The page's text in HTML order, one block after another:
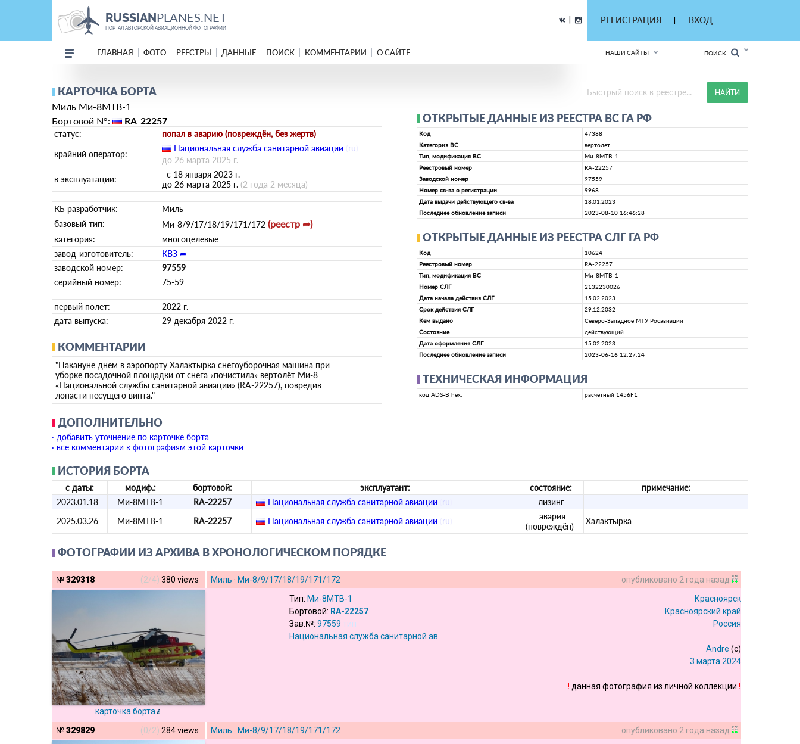
RUSSIANPLANES.NET
ПОРТАЛ АВТОРСКОЙ АВИАЦИОННОЙ ФОТОГРАФИИ
РЕГИСТРАЦИЯ ВХОД
ГЛАВНАЯ ФОТО РЕЕСТРЫ ДАННЫЕ ПОИСК КОММЕНТАРИИ О САЙТЕ НАШИ САЙТЫ ПОИСК
КАРТОЧКА БОРТА
Миль Ми-8МТВ-1
Бортовой №:
RA-22257
статус:
попал в аварию (повреждён, без жертв)
крайний оператор:
Национальная служба санитарной авиации ru
до 26 марта 2025 г.
в эксплуатации:
с 18 января 2023 г.
до 26 марта 2025 г. (2 года 2 месяца)
КБ разработчик:
Миль
базовый тип:
Ми-8/9/17/18/19/171/172 (реестр ➦)
категория:
многоцелевые
завод-изготовитель:
КВЗ ➦
заводской номер:
97559
серийный номер:
75-59
первый полет:
2022 г.
дата выпуска:
29 декабря 2022 г.
КОММЕНТАРИИ
"Накануне днем в аэропорту Халактырка снегоуборочная машина при
уборке посадочной площадки от снега «почистила» вертолёт Ми-8
«Национальной службы санитарной авиации» (RA-22257), повредив
лопасти несущего винта."
ОТКРЫТЫЕ ДАННЫЕ ИЗ РЕЕСТРА ВС ГА РФ
Код
47388
Категория ВС
вертолет
Тип, модификация ВС
Ми-8МТВ-1
Реестровый номер
RA-22257
Заводской номер
97559
Номер св-ва о регистрации
9968
Дата выдачи действующего св-ва
18.01.2023
Последнее обновление записи
2023-08-10 16:46:28
ОТКРЫТЫЕ ДАННЫЕ ИЗ РЕЕСТРА СЛГ ГА РФ
Код
10624
Реестровый номер
RA-22257
Тип, модификация ВС
Ми-8МТВ-1
Номер СЛГ
2132230026
Дата начала действия СЛГ
15.02.2023
Срок действия СЛГ
29.12.2032
Кем выдано
Северо-Западное МТУ Росавиации
Состояние
действующий
Дата оформления СЛГ
15.02.2023
Последнее обновление записи
2023-06-16 12:27:24
ТЕХНИЧЕСКАЯ ИНФОРМАЦИЯ
код ADS-B hex: расчётный 1456F1
ДОПОЛНИТЕЛЬНО
· добавить уточнение по карточке борта
· все комментарии к фотографиям этой карточки
ИСТОРИЯ БОРТА
с даты: модиф.: бортовой: эксплуатант: состояние:
примечание:
2023.01.18
Ми-8МТВ-1 RA-22257 Национальная служба санитарной авиации ru
лизинг
2025.03.26
Ми-8МТВ-1 RA-22257 Национальная служба санитарной авиации ru
авария
(повреждён)
Халактырка
ФОТОГРАФИИ ИЗ АРХИВА В ХРОНОЛОГИЧЕСКОМ ПОРЯДКЕ
№329318 (2/4) 380 views Миль · Ми-8/9/17/18/19/171/172 опубликовано 2 года назад
карточка борта
Тип: Ми-8МТВ-1
Бортовой: RA-22257
Зав.№: 97559 тип
Национальная служба санитарной авиации
Красноярск
Красноярский край
Россия
Andre (c)
3 марта 2024
! данная фотография из личной коллекции !
№329829 (0/2) 284 views Миль · Ми-8/9/17/18/19/171/172 опубликовано 2 года назад